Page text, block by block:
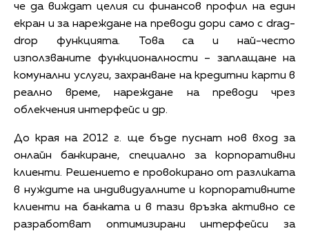
че да виждат целия си финансов профил на един
екран и за нареждане на преводи дори само с drag-
drop функцията. Това са и най-често
използваните функционалности – заплащане на
комунални услуги, захранване на кредитни карти в
реално време, нареждане на преводи чрез
облекчения интерфейс и др.
До края на 2012 г. ще бъде пуснат нов вход за
онлайн банкиране, специално за корпоративни
клиенти. Решението е провокирано от разликата
в нуждите на индивидуалните и корпоративните
клиенти на банката и в тази връзка активно се
разработват оптимизирани интерфейси за